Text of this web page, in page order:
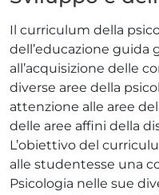
Il curriculum della
dell’educazione guida
all’acquisizione delle
diverse aree della
attenzione alle aree
delle aree affini della
L’obiettivo del
alle studentesse una
Psicologia nelle sue